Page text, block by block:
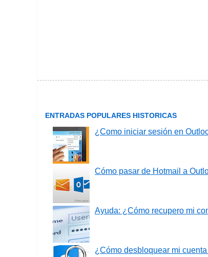
ENTRADAS POPULARES HISTORICAS
¿Como iniciar sesión en
Cómo pasar de Hotmail a
Ayuda: ¿Cómo recupero mi
¿Cómo desbloquear mi